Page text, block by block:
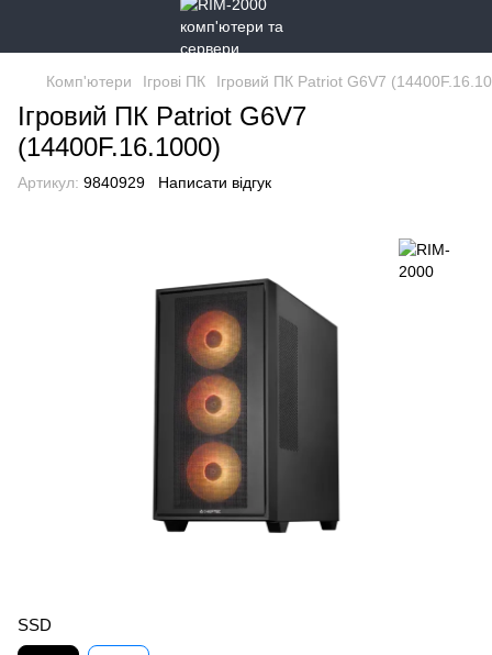
Комп'ютери Ігрові ПК Ігровий ПК Patriot G6V7
Ігровий ПК Patriot G6V7
(14400F.16.1000)
Артикул: 9840929 Написати відгук
SSD